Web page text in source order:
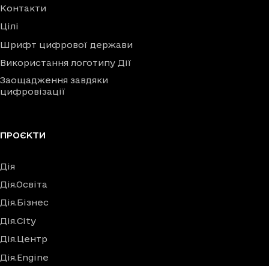
Контакти
Цілі
Шрифт цифрової держави
Використання логотипу Дії
Заощадження завдяки
цифровізації
ПРОЄКТИ
Дія
Дія.Освіта
Дія.Бізнес
Дія.City
Дія.Центр
Дія.Engine